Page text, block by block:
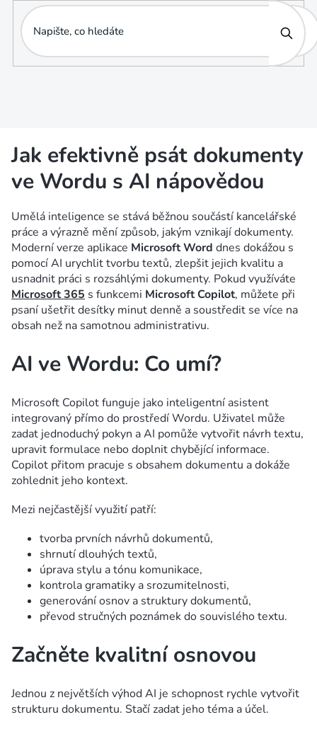
obsah
Jak efektivně psát dokumenty
ve Wordu s AI nápovědou
Umělá inteligence se stává běžnou součástí kancelářské
práce a výrazně mění způsob, jakým vznikají dokumenty.
Moderní verze aplikace Microsoft Word dnes dokážou s
pomocí AI urychlit tvorbu textů, zlepšit jejich kvalitu a
usnadnit práci s rozsáhlými dokumenty. Pokud využíváte
Microsoft 365 s funkcemi Microsoft Copilot, můžete při
psaní ušetřit desítky minut denně a soustředit se více na
obsah než na samotnou administrativu.
AI ve Wordu: Co umí?
Microsoft Copilot funguje jako inteligentní asistent
integrovaný přímo do prostředí Wordu. Uživatel může
zadat jednoduchý pokyn a AI pomůže vytvořit návrh textu,
upravit formulace nebo doplnit chybějící informace.
Copilot přitom pracuje s obsahem dokumentu a dokáže
zohlednit jeho kontext.
Mezi nejčastější využití patří:
tvorba prvních návrhů dokumentů,
shrnutí dlouhých textů,
úprava stylu a tónu komunikace,
kontrola gramatiky a srozumitelnosti,
generování osnov a struktury dokumentů,
převod stručných poznámek do souvislého textu.
Začněte kvalitní osnovou
Jednou z největších výhod AI je schopnost rychle vytvořit
strukturu dokumentu. Stačí zadat jeho téma a účel.